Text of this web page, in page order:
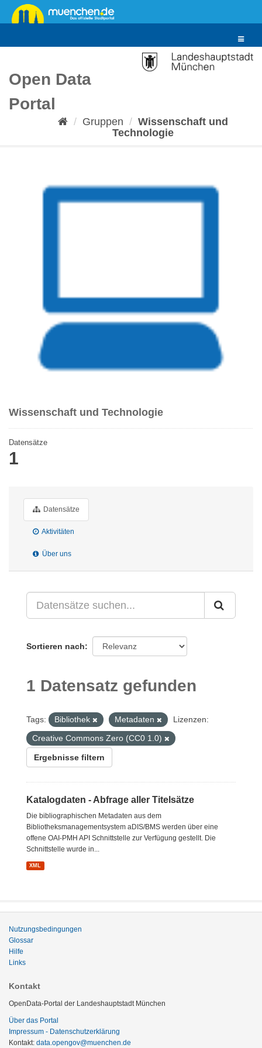
Überspringen
zum
Toggle
Open Data
Portal
Gruppen
Wissenschaft und
Technologie
Wissenschaft und Technologie
Datensätze
1
Datensätze
Aktivitäten
Über uns
Sortieren nach
1 Datensatz gefunden
Tags: Bibliothek Metadaten
Lizenzen:
Creative Commons Zero (CC0 1.0)
Ergebnisse filtern
Katalogdaten - Abfrage aller Titelsätze
Die bibliographischen Metadaten aus dem
Bibliotheksmanagementsystem aDIS/BMS werden über eine
offene OAI-PMH API Schnittstelle zur Verfügung gestellt. Die
Schnittstelle wurde in...
XML
Nutzungsbedingungen
Glossar
Hilfe
Links
Kontakt
OpenData-Portal der Landeshauptstadt München
Über das Portal
Impressum - Datenschutzerklärung
Kontakt: data.opengov@muenchen.de